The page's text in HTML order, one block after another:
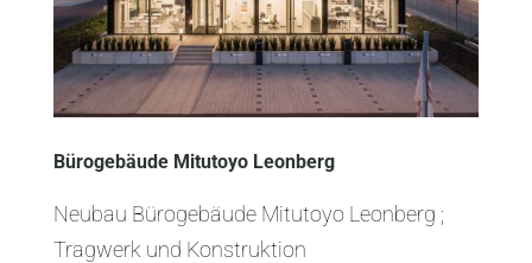
Bürogebäude Mitutoyo Leonberg
Neubau Bürogebäude Mitutoyo Leonberg ;
Tragwerk und Konstruktion